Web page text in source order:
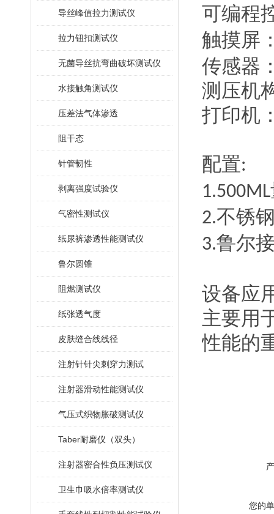
导丝峰值拉力测试仪
拉力钮扣测试仪
无菌导丝抗弯曲破坏测试仪
水接触角测试仪
压差法气体渗透
阻干态
针管韧性
剥离强度试验仪
气密性测试仪
纸尿裤渗透性能测试仪
鲁尔圆锥
阻燃测试仪
纸张透气度
皮肤缝合线线径
注射针针尖刺穿力测试
注射器滑动性能测试仪
气压式织物胀破测试仪
Taber耐磨仪（双头）
注射器密合性负压测试仪
卫生巾吸水倍率测试仪
可编程
触摸屏
传感器
测压机
打印机
配置:
1.500ML
2.不锈
3.鲁尔
设备应
主要用
性能的
您的